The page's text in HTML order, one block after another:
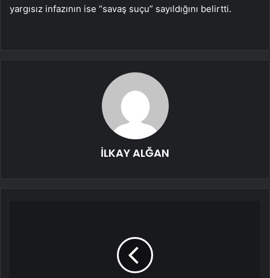
yargısız infazının ise “savaş suçu” sayıldığını belirtti.
İLKAY ALĞAN